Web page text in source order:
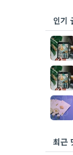
인기
최근